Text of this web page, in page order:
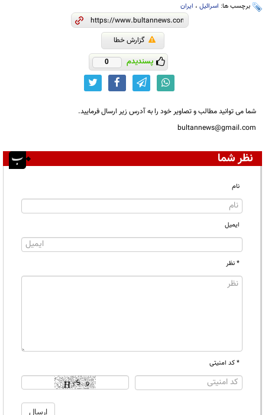
برچسب ها: اسرائیل ، ایران
گزارش خطا
پسندیدم 0
شما می توانید مطالب و تصاویر خود را به آدرس زیر ارسال فرمایید.
bultannews@gmail.com
نظر شما
نام
ایمیل
* نظر
* کد امنیتی